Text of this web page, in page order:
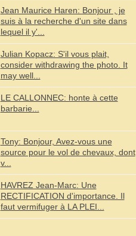
Jean Maurice Haren: Bonjour , je
suis à la recherche d'un site dans
lequel il y'...
Julian Kopacz: S'il vous plait,
consider withdrawing the photo. It
may well...
LE CALLONNEC: honte à cette
barbarie...
Tony: Bonjour, Avez-vous une
source pour le vol de chevaux, dont
v...
HAVREZ Jean-Marc: Une
RECTIFICATION d'importance. Il
faut vermifuger à LA PLEI...